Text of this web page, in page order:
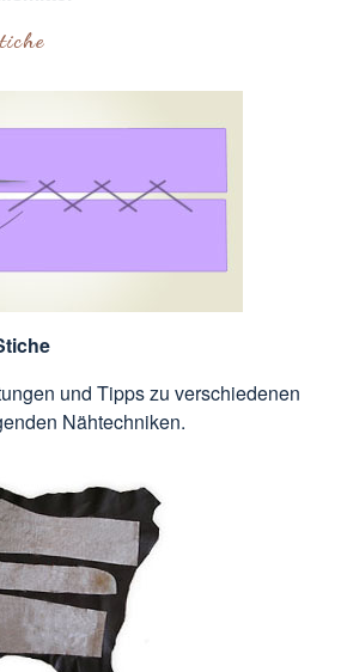
und Tipps zu verschiedenen
Nähtechniken.